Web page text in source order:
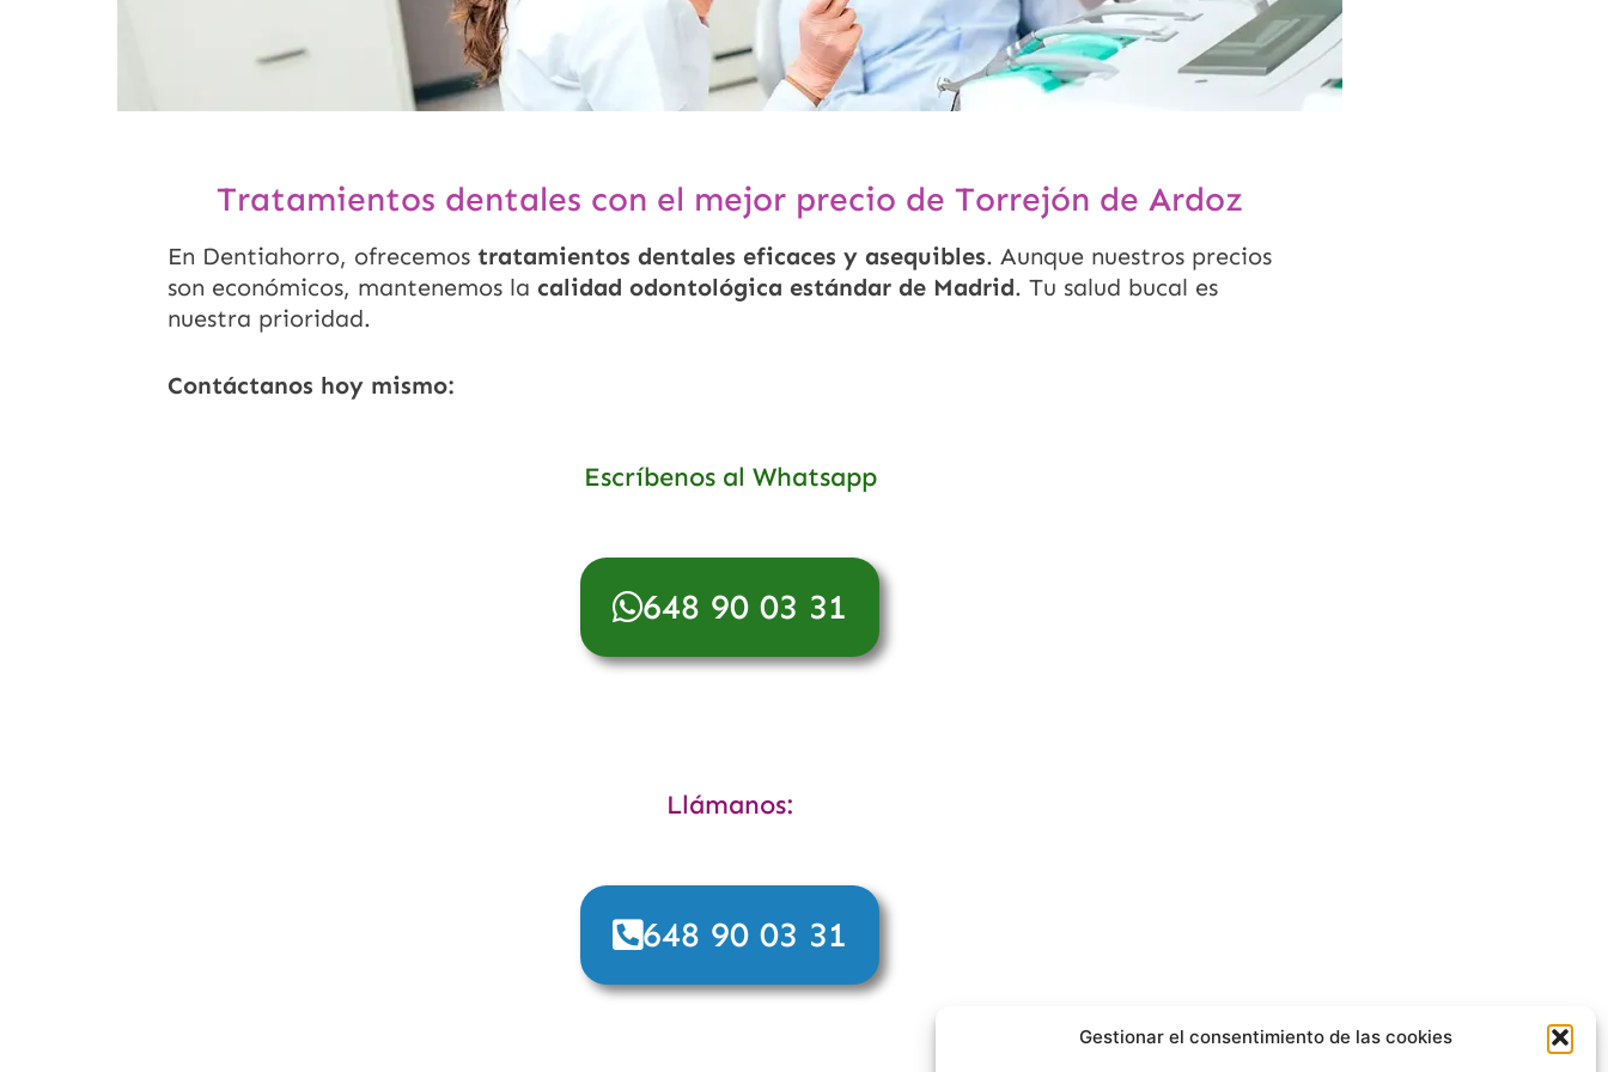
Gestionar el consentimiento de las cookies
Tratamientos dentales con el mejor precio de Torrejón de Ardoz
En Dentiahorro, ofrecemos tratamientos dentales eficaces y asequibles. Aunque nuestros precios
son económicos, mantenemos la calidad odontológica estándar de Madrid. Tu salud bucal es
nuestra prioridad.
Contáctanos hoy mismo:
Escríbenos al Whatsapp
648 90 03 31
Llámanos:
648 90 03 31